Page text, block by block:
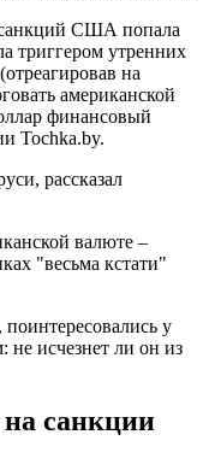
санкций США попала
триггером утренних
на
американской
финансовый
Tochka.by.
валюте –
"весьма кстати"
у
не исчезнет ли он из
санкции